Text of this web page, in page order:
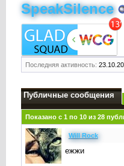
SpeakSilence
Последняя активность:
Публичные сообщения
Показано с 1 по 10из 28
Will Rock
ежжи